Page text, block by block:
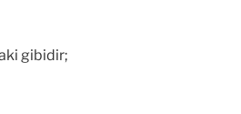
gibidir;